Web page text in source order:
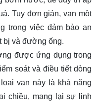
Tuy đơn giản, van một
trong việc đảm bảo an
bị và đường ống.
được ứng dụng trong
soát và điều tiết dòng
van này là khả năng
chiều, mang lại sự linh